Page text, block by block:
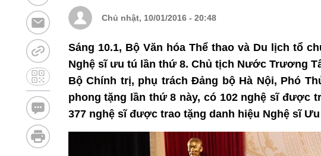
Chủ nhật, 10/01/2016 - 20:48
Sáng 10.1, Bộ Văn hóa Thể thao và Du lịch tổ
Nghệ sĩ ưu tú lần thứ 8. Chủ tịch Nước Trương
Bộ Chính trị, phụ trách Đảng bộ Hà Nội, Phó
phong tặng lần thứ 8 này, có 102 nghệ sĩ được
377 nghệ sĩ được trao tặng danh hiệu Nghệ sĩ